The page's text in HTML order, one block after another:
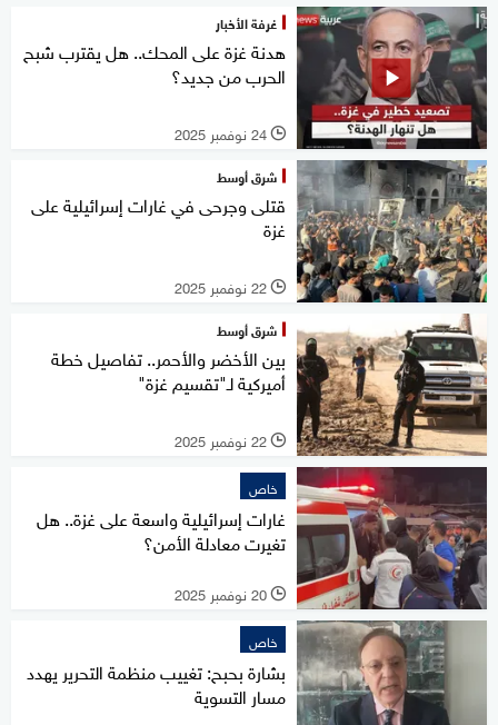
غرفة الأخبار
هدنة غزة على المحك.. هل يقترب شبح
الحرب من جديد؟
l 24 نوفمبر 2025
شرق أوسط
قتلى وجرحى في غارات إسرائيلية على
غزة
l 22 نوفمبر 2025
شرق أوسط
بين الأخضر والأحمر.. تفاصيل خطة
أميركية لـ"تقسيم غزة"
l 22 نوفمبر 2025
خاص
غارات إسرائيلية واسعة على غزة.. هل
تغيرت معادلة الأمن؟
l 20 نوفمبر 2025
خاص
بشارة بحبح: تغييب منظمة التحرير يهدد
مسار التسوية